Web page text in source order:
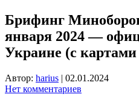
Брифинг
января 2024 —
Украине (с
Автор: harius | 02.01.2024
Нет комментариев